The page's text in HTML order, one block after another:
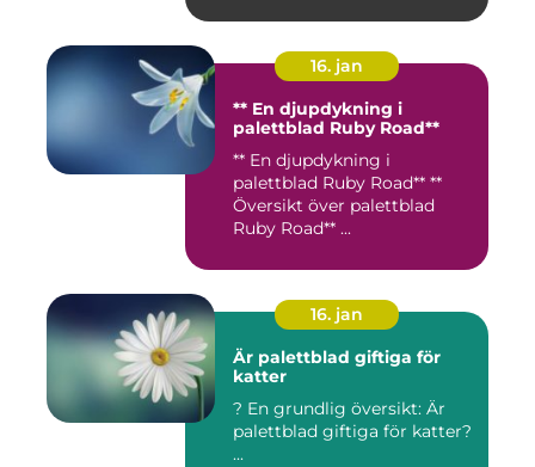
16. jan
** En djupdykning i
palettblad Ruby Road**
** En djupdykning i
palettblad Ruby Road** **
Översikt över palettblad
Ruby Road** ...
16. jan
Är palettblad giftiga för
katter
? En grundlig översikt: Är
palettblad giftiga för katter?
...